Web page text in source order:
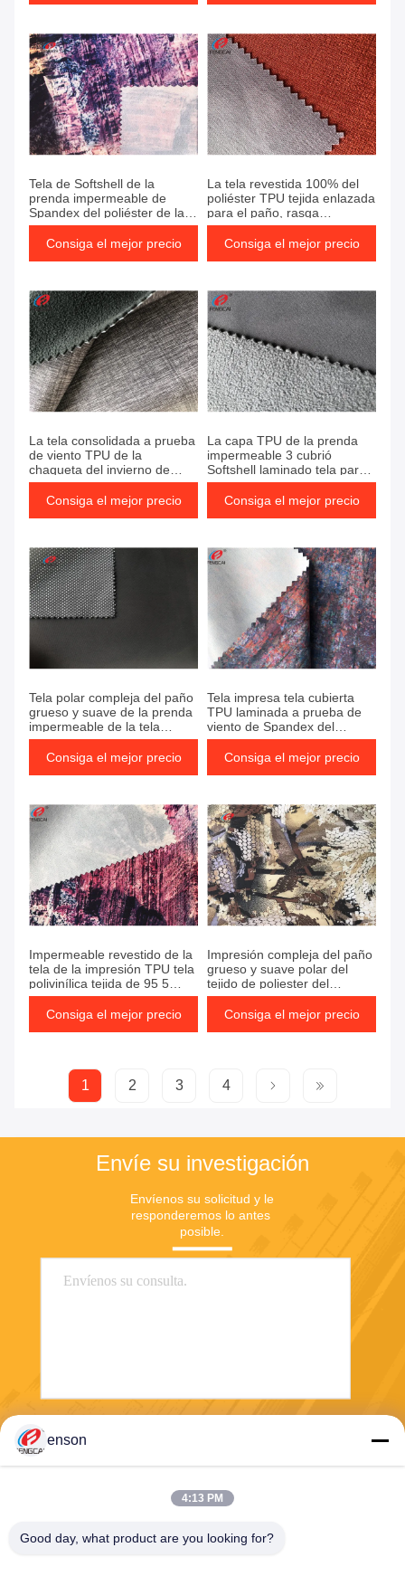
Tela de Softshell de la
prenda impermeable de
Spandex del poliéster de la
impresión para la chaqueta
al aire libre
Consiga el mejor precio
La tela revestida 100% del
poliéster TPU tejida enlazada
para el paño, rasga
resistente
Consiga el mejor precio
La tela consolidada a prueba
de viento TPU de la
chaqueta del invierno de
Softshell cubrió la tela
Consiga el mejor precio
La capa TPU de la prenda
impermeable 3 cubrió
Softshell laminado tela para
la chaqueta al aire libre
Consiga el mejor precio
Tela polar compleja del paño
grueso y suave de la prenda
impermeable de la tela
respirable del punto para la
ropa al aire libre
Consiga el mejor precio
Tela impresa tela cubierta
TPU laminada a prueba de
viento de Spandex del
poliéster
Consiga el mejor precio
Impermeable revestido de la
tela de la impresión TPU tela
polivinílica tejida de 95 5
Spandex
Consiga el mejor precio
Impresión compleja del paño
grueso y suave polar del
tejido de poliester del
estiramiento del color oscuro
para las chaquetas
Consiga el mejor precio
1 2 3 4
Envíe su investigación
Envíenos su solicitud y le
responderemos lo antes
posible.
enson
4:13 PM
Good day, what product are you looking for?